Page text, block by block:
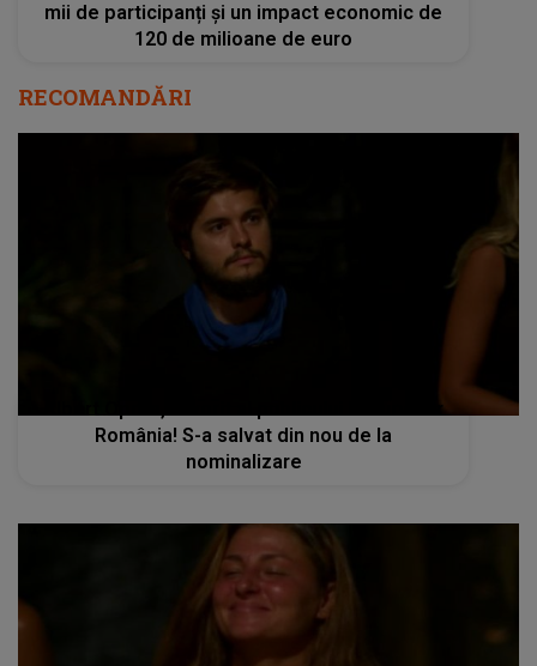
mii de participanți și un impact economic de
120 de milioane de euro
RECOMANDĂRI
Albert Oprea, favorit al publicului la Survivor
România! S-a salvat din nou de la
nominalizare